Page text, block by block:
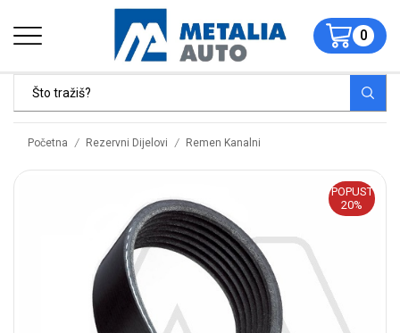
0
Početna / Rezervni Dijelovi / Remen Kanalni
POPUST
20%